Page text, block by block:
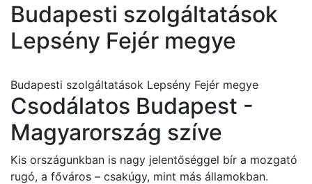
Budapesti szolgáltatások
Lepsény Fejér megye
Budapesti szolgáltatások Lepsény Fejér megye
Csodálatos Budapest -
Magyarország szíve
Kis országunkban is nagy jelentőséggel bír a mozgató
rugó, a főváros – csakúgy, mint más államokban.